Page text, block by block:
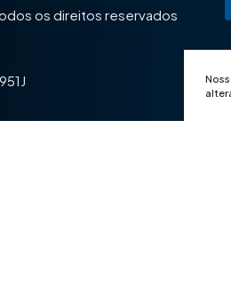
os direitos reservados